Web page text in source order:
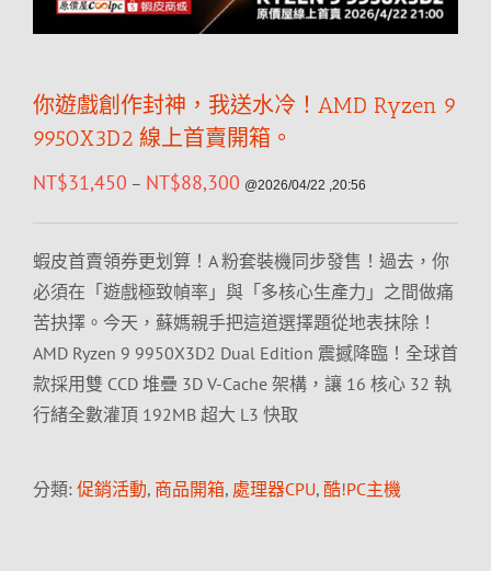
你遊戲創作封神，我送水冷！AMD Ryzen 9
9950X3D2 線上首賣開箱。
NT$31,450 – NT$88,300 @2026/04/22 ,20:56
蝦皮首賣領券更划算！A 粉套裝機同步發售！過去，你
必須在「遊戲極致幀率」與「多核心生產力」之間做痛
苦抉擇。今天，蘇媽親手把這道選擇題從地表抹除！
AMD Ryzen 9 9950X3D2 Dual Edition 震撼降臨！全球首
款採用雙 CCD 堆疊 3D V-Cache 架構，讓 16 核心 32 執
行緒全數灌頂 192MB 超大 L3 快取
分類: 促銷活動, 商品開箱, 處理器CPU, 酷!PC主機